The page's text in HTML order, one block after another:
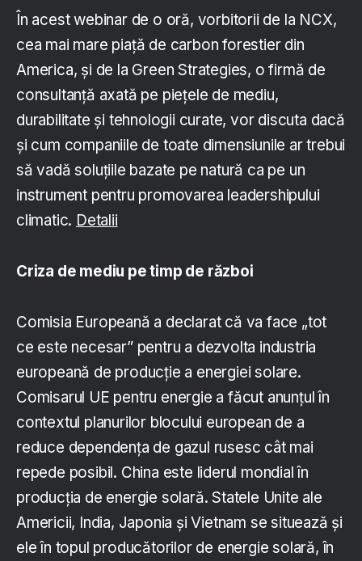
În acest webinar de o oră, vorbitorii de la NCX,
cea mai mare piață de carbon forestier din
America, și de la Green Strategies, o firmă de
consultanță axată pe piețele de mediu,
durabilitate și tehnologii curate, vor discuta dacă
și cum companiile de toate dimensiunile ar trebui
să vadă soluțiile bazate pe natură ca pe un
instrument pentru promovarea leadershipului
climatic. Detalii
Criza de mediu pe timp de război
Comisia Europeană a declarat că va face „tot
ce este necesar” pentru a dezvolta industria
europeană de producție a energiei solare.
Comisarul UE pentru energie a făcut anunțul în
contextul planurilor blocului european de a
reduce dependența de gazul rusesc cât mai
repede posibil. China este liderul mondial în
producția de energie solară. Statele Unite ale
Americii, India, Japonia și Vietnam se situează și
ele în topul producătorilor de energie solară, în